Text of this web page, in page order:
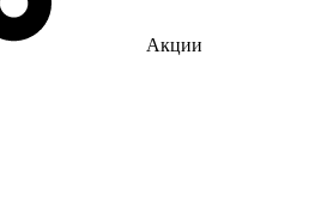
Акции